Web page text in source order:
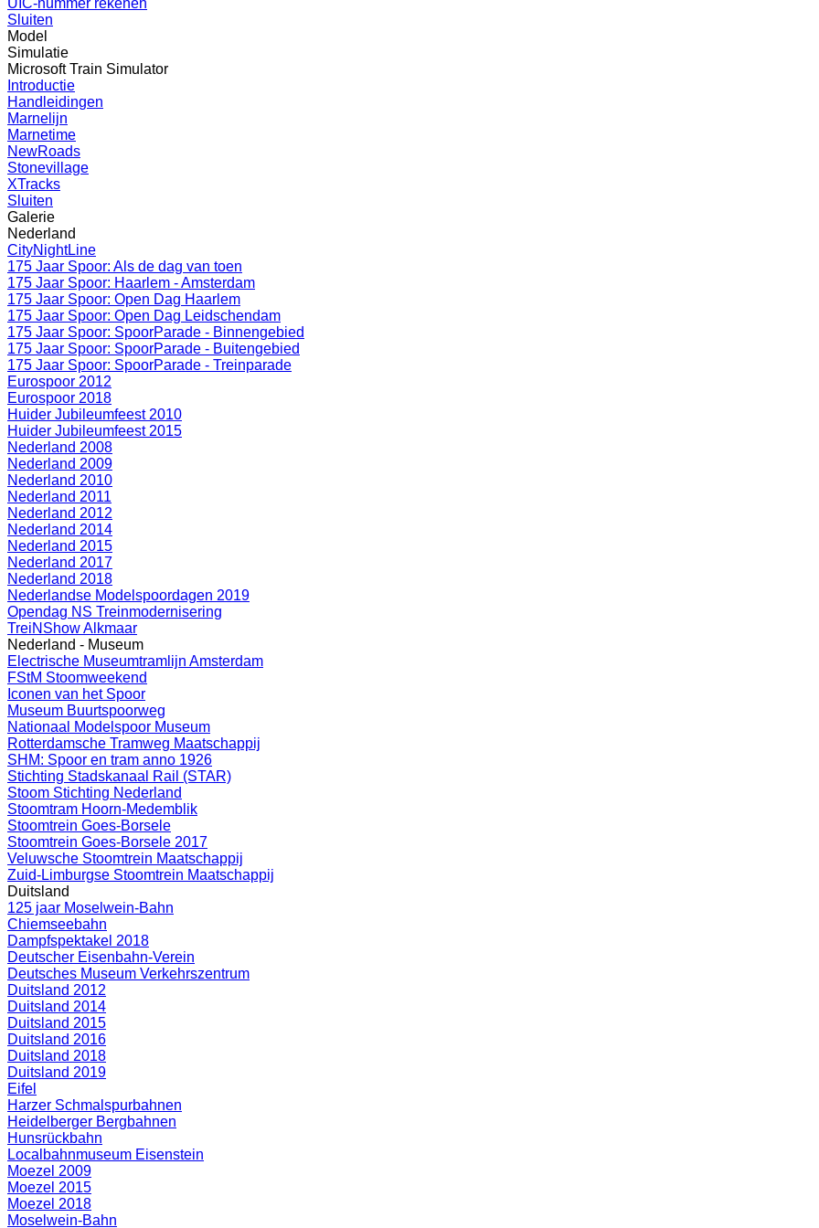
UIC-nummer rekenen
Sluiten
Model
Simulatie
Microsoft Train Simulator
Introductie
Handleidingen
Marnelijn
Marnetime
NewRoads
Stonevillage
XTracks
Sluiten
Galerie
Nederland
CityNightLine
175 Jaar Spoor: Als de dag van toen
175 Jaar Spoor: Haarlem - Amsterdam
175 Jaar Spoor: Open Dag Haarlem
175 Jaar Spoor: Open Dag Leidschendam
175 Jaar Spoor: SpoorParade - Binnengebied
175 Jaar Spoor: SpoorParade - Buitengebied
175 Jaar Spoor: SpoorParade - Treinparade
Eurospoor 2012
Eurospoor 2018
Huider Jubileumfeest 2010
Huider Jubileumfeest 2015
Nederland 2008
Nederland 2009
Nederland 2010
Nederland 2011
Nederland 2012
Nederland 2014
Nederland 2015
Nederland 2017
Nederland 2018
Nederlandse Modelspoordagen 2019
Opendag NS Treinmodernisering
TreiNShow Alkmaar
Nederland - Museum
Electrische Museumtramlijn Amsterdam
FStM Stoomweekend
Iconen van het Spoor
Museum Buurtspoorweg
Nationaal Modelspoor Museum
Rotterdamsche Tramweg Maatschappij
SHM: Spoor en tram anno 1926
Stichting Stadskanaal Rail (STAR)
Stoom Stichting Nederland
Stoomtram Hoorn-Medemblik
Stoomtrein Goes-Borsele
Stoomtrein Goes-Borsele 2017
Veluwsche Stoomtrein Maatschappij
Zuid-Limburgse Stoomtrein Maatschappij
Duitsland
125 jaar Moselwein-Bahn
Chiemseebahn
Dampfspektakel 2018
Deutscher Eisenbahn-Verein
Deutsches Museum Verkehrszentrum
Duitsland 2012
Duitsland 2014
Duitsland 2015
Duitsland 2016
Duitsland 2018
Duitsland 2019
Eifel
Harzer Schmalspurbahnen
Heidelberger Bergbahnen
Hunsrückbahn
Localbahnmuseum Eisenstein
Moezel 2009
Moezel 2015
Moezel 2018
Moselwein-Bahn